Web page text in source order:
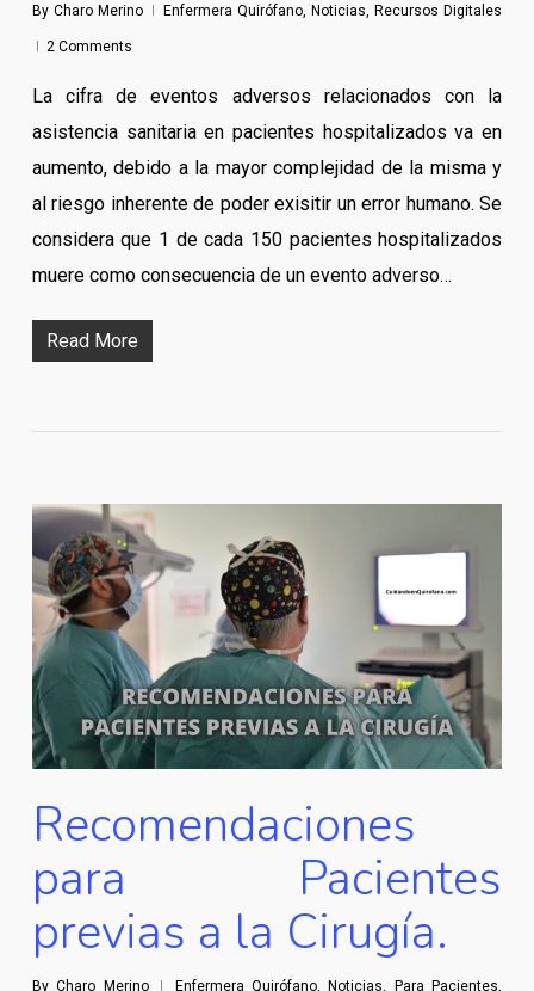
By Charo Merino Enfermera Quirófano ,Noticias ,Recursos Digitales
2 Comments
La cifra de eventos adversos relacionados con la
asistencia sanitaria en pacientes hospitalizados va en
aumento, debido a la mayor complejidad de la misma y
al riesgo inherente de poder exisitir un error humano. Se
considera que 1 de cada 150 pacientes hospitalizados
muere como consecuencia de un evento adverso…
Read More
Recomendaciones
para Pacientes
previas a la Cirugía.
By Charo Merino Enfermera Quirófano,Noticias Para Pacientes